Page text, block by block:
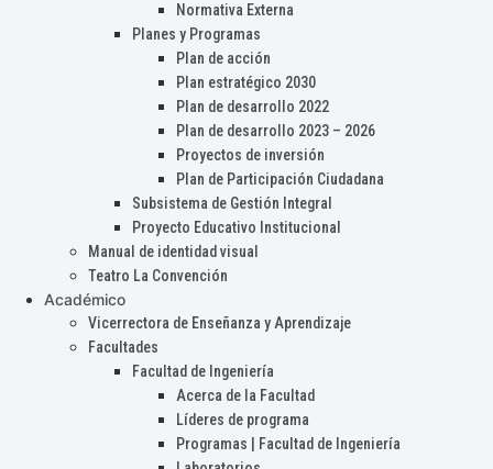
Normativa Externa
Planes y Programas
Plan de acción
Plan estratégico 2030
Plan de desarrollo 2022
Plan de desarrollo 2023 – 2026
Proyectos de inversión
Plan de Participación Ciudadana
Subsistema de Gestión Integral
Proyecto Educativo Institucional
Manual de identidad visual
Teatro La Convención
Académico
Vicerrectora de Enseñanza y Aprendizaje
Facultades
Facultad de Ingeniería
Acerca de la Facultad
Líderes de programa
Programas | Facultad de Ingeniería